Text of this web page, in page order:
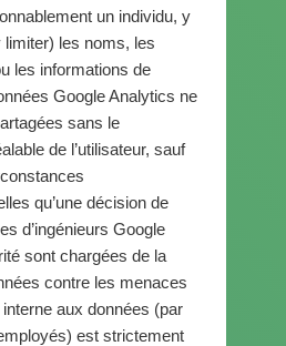
un individu, y
limiter) les noms, les
les informations de
Google Analytics ne
sans le
de l’utilisateur, sauf
qu’une décision de
d’ingénieurs Google
sont chargées de la
contre les menaces
aux données (par
est strictement